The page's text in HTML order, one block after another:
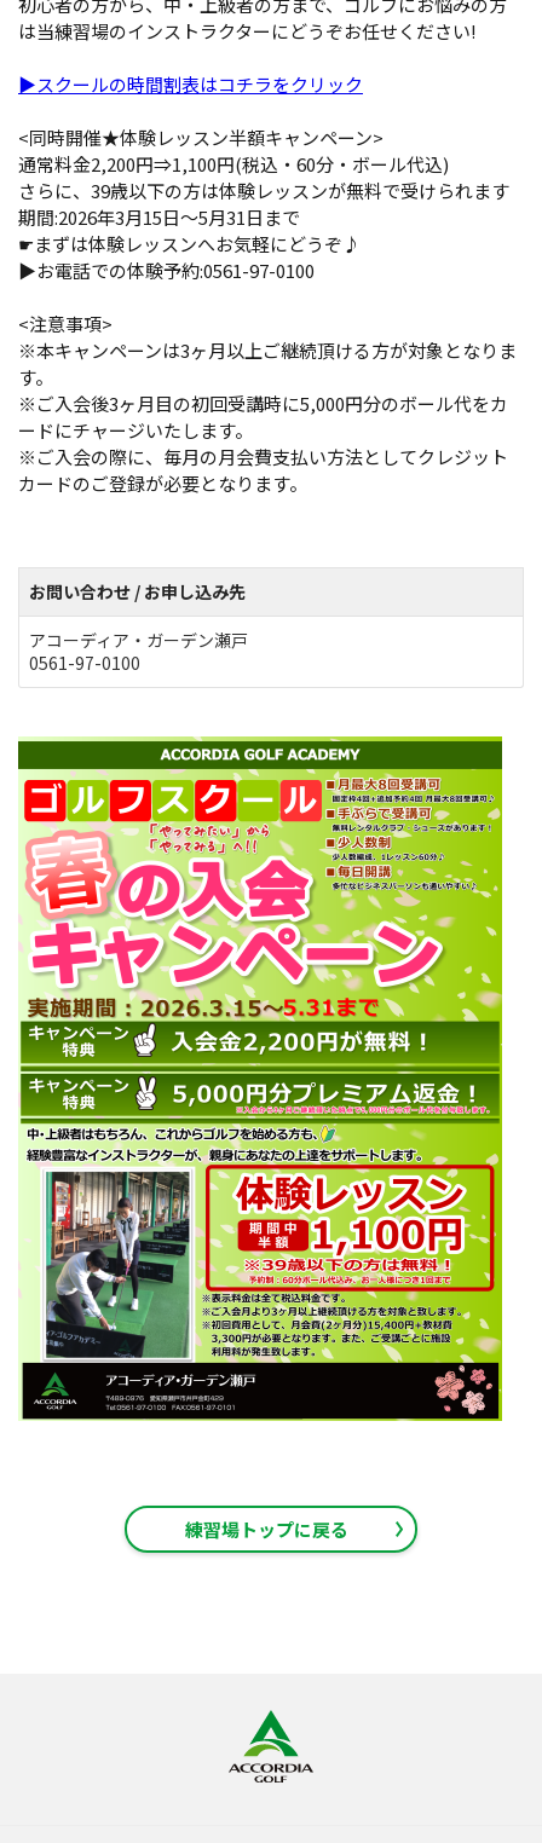
は当練習場のインストラクターにどうぞお任せください!
▶スクールの時間割表はコチラをクリック
<同時開催★体験レッスン半額キャンペーン>
通常料金2,200円⇒1,100円(税込・60分・ボール代込)
さらに、39歳以下の方は体験レッスンが無料で受けられます
期間:2026年3月15日～5月31日まで
☛まずは体験レッスンへお気軽にどうぞ♪
▶お電話での体験予約:0561-97-0100
<注意事項>
※本キャンペーンは3ヶ月以上ご継続頂ける方が対象となりま
す。
※ご入会後3ヶ月目の初回受講時に5,000円分のボール代をカ
ードにチャージいたします。
※ご入会の際に、毎月の月会費支払い方法としてクレジット
カードのご登録が必要となります。
お問い合わせ / お申し込み先
アコーディア・ガーデン瀬戸
0561-97-0100
練習場トップに戻る